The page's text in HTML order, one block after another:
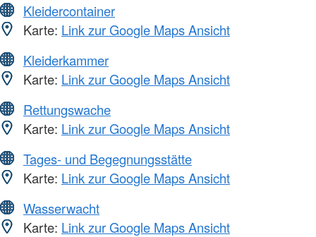
Kleidercontainer
Karte: Link zur Google Maps Ansicht
Kleiderkammer
Karte: Link zur Google Maps Ansicht
Rettungswache
Karte: Link zur Google Maps Ansicht
Tages- und Begegnungsstätte
Karte: Link zur Google Maps Ansicht
Wasserwacht
Karte: Link zur Google Maps Ansicht